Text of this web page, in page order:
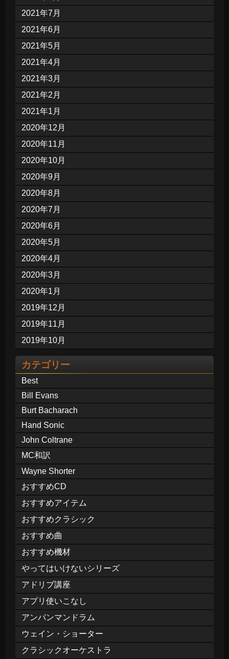
2021年7月
2021年6月
2021年5月
2021年4月
2021年3月
2021年2月
2021年1月
2020年12月
2020年11月
2020年10月
2020年9月
2020年8月
2020年7月
2020年6月
2020年5月
2020年4月
2020年3月
2020年1月
2019年12月
2019年11月
2019年10月
カテゴリー
Best
Bill Evans
Burt Bacharach
Hand Sonic
John Coltrane
MC和訳
Wayne Shorter
おすすめCD
おすすめアイテム
おすすめクラシック
おすすめ曲
おすすめ機材
やってはいけないシリーズ
アドリブ講座
アプリ使いこなし
アンパンマンドラム
ウェイン・ショーター
クラシックオーケストラ